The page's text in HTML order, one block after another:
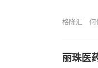
格隆汇 何
丽珠医